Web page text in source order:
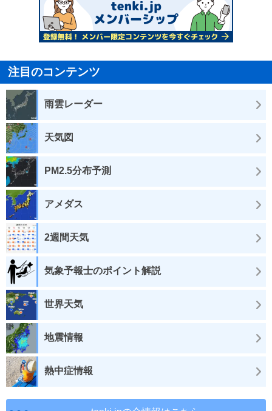
注目のコンテンツ
雨雲レーダー
天気図
PM2.5分布予測
アメダス
2週間天気
気象予報士のポイント解説
世界天気
地震情報
熱中症情報